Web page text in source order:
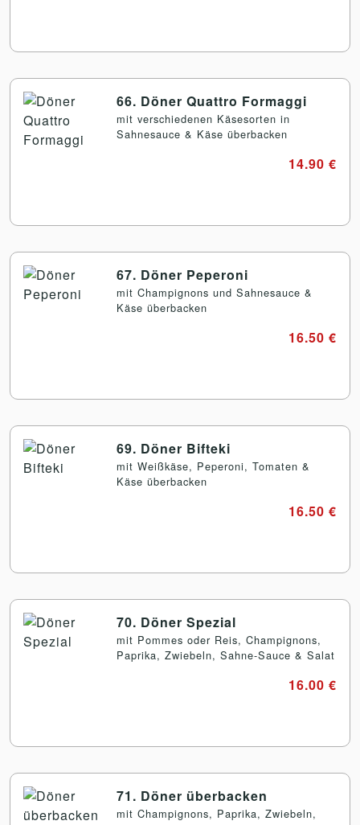
66. Döner Quattro Formaggi
mit verschiedenen Käsesorten in
Sahnesauce & Käse überbacken
14.90 €
67. Döner Peperoni
mit Champignons und Sahnesauce &
Käse überbacken
16.50 €
69. Döner Bifteki
mit Weißkäse, Peperoni, Tomaten &
Käse überbacken
16.50 €
70. Döner Spezial
mit Pommes oder Reis, Champignons,
Paprika, Zwiebeln, Sahne-Sauce & Salat
16.00 €
71. Döner überbacken
mit Champignons, Paprika, Zwiebeln,